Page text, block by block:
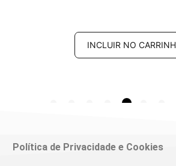
INCLUIR NO
Política de Privacidade e Cookies